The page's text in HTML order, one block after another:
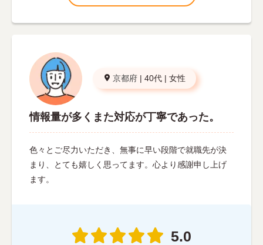
京都府 | 40代 | 女性
情報量が多くまた対応が丁寧であった。
色々とご尽力いただき、無事に早い段階で就職先が決
まり、とても嬉しく思ってます。心より感謝申し上げ
ます。
5.0